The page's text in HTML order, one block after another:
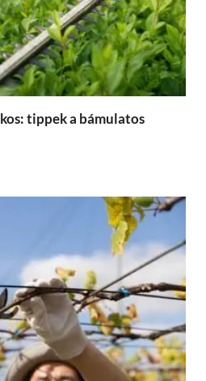
tippek a bámulatos